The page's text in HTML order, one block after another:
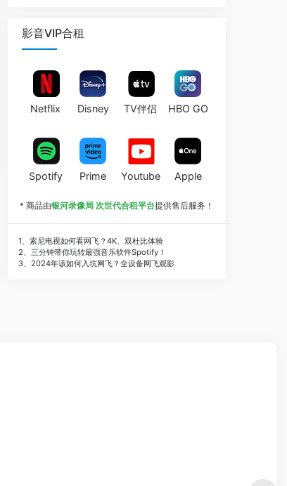
影音VIP合租
Netflix Disney TV伴侣 HBO GO
Spotify Prime Youtube Apple
* 商品由银河录像局 次世代合租平台提供售后服务！
1、索尼电视如何看网飞？4K、双杜比体验
2、三分钟带你玩转最强音乐软件Spotify！
3、2024年该如何入坑网飞？全设备网飞观影